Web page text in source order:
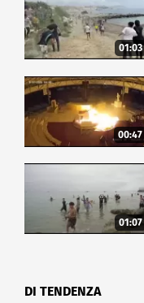
01:03
00:47
01:07
DI TENDENZA